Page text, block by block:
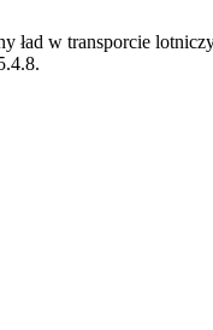
ład w transporcie